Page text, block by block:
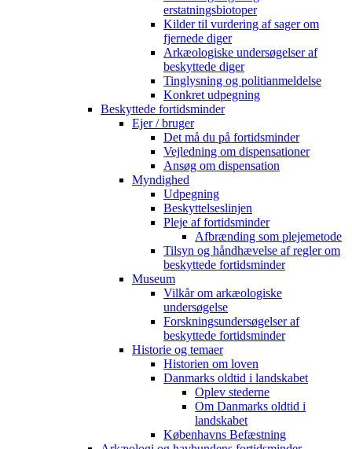
erstatningsbiotoper
Kilder til vurdering af sager om
fjernede diger
Arkæologiske undersøgelser af
beskyttede diger
Tinglysning og politianmeldelse
Konkret udpegning
Beskyttede fortidsminder
Ejer / bruger
Det må du på fortidsminder
Vejledning om dispensationer
Ansøg om dispensation
Myndighed
Udpegning
Beskyttelseslinjen
Pleje af fortidsminder
Afbrænding som plejemetode
Tilsyn og håndhævelse af regler om
beskyttede fortidsminder
Museum
Vilkår om arkæologiske
undersøgelse
Forskningsundersøgelser af
beskyttede fortidsminder
Historie og temaer
Historien om loven
Danmarks oldtid i landskabet
Oplev stederne
Om Danmarks oldtid i
landskabet
Københavns Befæstning